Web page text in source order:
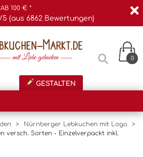
100 € *
(aus 6862 Bewertungen)
0
GESTALTEN
> Nürnberger Lebkuchen mit Logo
>
versch. Sorten - Einzelverpackt inkl.